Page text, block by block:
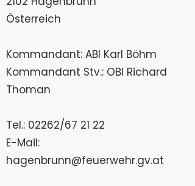
Österreich
Kommandant: ABI Karl Böhm
Kommandant Stv.: OBI Richard
Thoman
Tel.: 02262/67 21 22
E-Mail:
hagenbrunn@feuerwehr.gv.at